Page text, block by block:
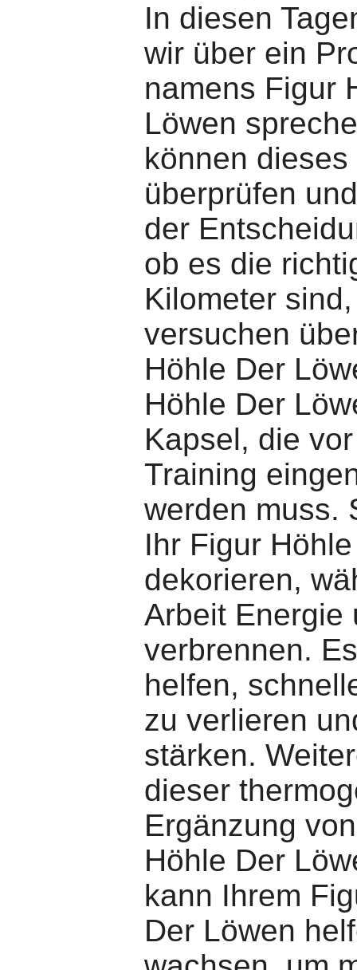
In diesen
wir über ein
namens Figur
Löwen
können
überprüfen
der
ob es die
Kilometer
versuchen
Höhle Der
Höhle Der
Kapsel, die
Training
werden muss.
Ihr Figur
dekorieren,
Arbeit Energie
verbrennen.
helfen,
zu verlieren
stärken.
dieser
Ergänzung
Höhle Der
kann Ihrem
Der Löwen